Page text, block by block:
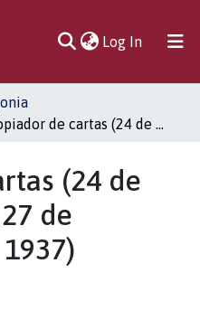
Log In(current)
Copiador de cartas (24 de octubre 1918 - 27 de septiembre de 1937)
(24 de
de